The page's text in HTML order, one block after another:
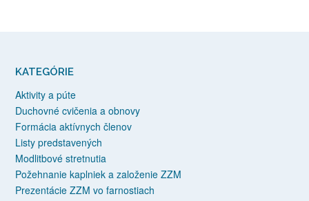
KATEGÓRIE
Aktivity a púte
Duchovné cvičenia a obnovy
Formácia aktívnych členov
Listy predstavených
Modlitbové stretnutia
Požehnanie kaplniek a založenie ZZM
Prezentácie ZZM vo farnostiach